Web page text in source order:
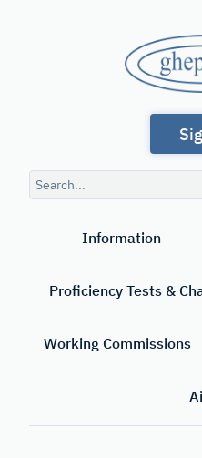
Portuguese-
speaking
Working
International
Forensic
Search
query
Information
Proficiency Tests &
Working Commissions